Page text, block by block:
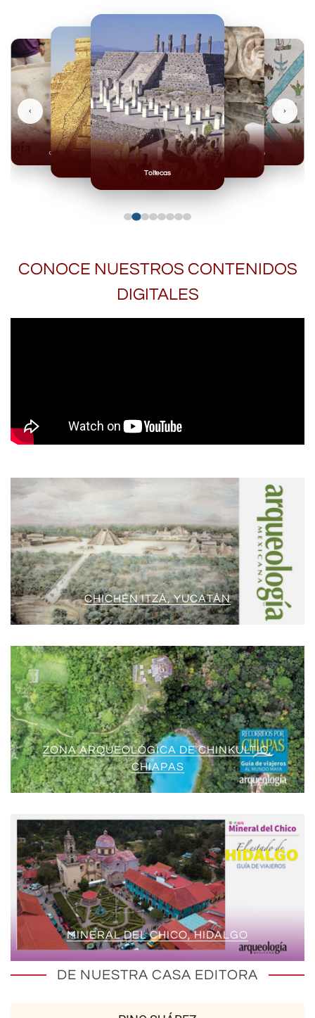
Toltecas
Mexicas
Olmecas
‹ ›
CONOCE NUESTROS CONTENIDOS
DIGITALES
CHICHÉN ITZÁ, YUCATÁN
ZONA ARQUEOLÓGICA DE CHINKULTIC,
CHIAPAS
MINERAL DEL CHICO, HIDALGO
DE NUESTRA CASA EDITORA